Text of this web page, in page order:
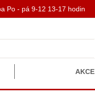
AKCE
- pá 9-12 13-17 hodin